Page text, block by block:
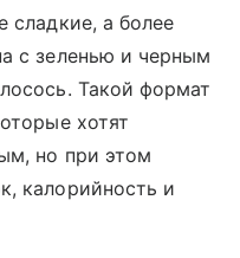
сладкие, а более
с зеленью и черным
Такой формат
хотят
но при этом
калорийность и